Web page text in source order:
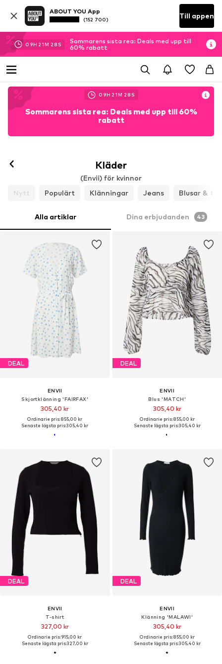
ABOUT YOU App
(152 700) Till appen
09H 21M 25 S
Sommarens sista rea: Deals med upp till
60% rabatt
09H 21M 25 S
Sommarens sista rea: Deals med upp till 60%
rabatt
Kläder
(Envii) för kvinnor
Nytt
Populärt Klänningar Jeans Blusar &
Alla artiklar Dina erbjudanden 43
DEAL
ENVII
Skjortklänning 'FAIRFAX'
305,40 kr
Ordinarie pris: 855,00 kr
Senaste lägsta pris:305,40 kr
DEAL
ENVII
Blus 'MATCH'
305,40 kr
Ordinarie pris: 855,00 kr
Senaste lägsta pris:305,40 kr
DEAL
ENVII
T-shirt
327,00 kr
Ordinarie pris: 915,00 kr
Senaste lägsta pris:327,00 kr
DEAL
ENVII
Klänning 'MALAWI'
305,40 kr
Ordinarie pris: 855,00 kr
Senaste lägsta pris:305,40 kr